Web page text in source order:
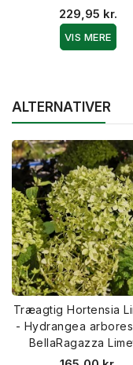
229,95 kr.
VIS MERE
ALTERNATIVER
Træagtig Hortensia
- Hydrangea
BellaRagazza